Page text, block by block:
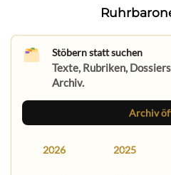
Stöbern statt suchen
Texte, Rubriken,
Archiv.
Archiv
2026 2025